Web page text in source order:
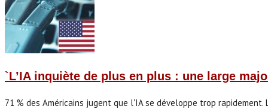
`L’IA inquiète de plus en plus : une large
71 % des Américains jugent que l'IA se développe trop